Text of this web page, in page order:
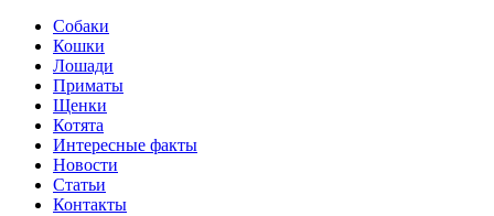
Собаки
Кошки
Лошади
Приматы
Щенки
Котята
Интересные факты
Новости
Статьи
Контакты